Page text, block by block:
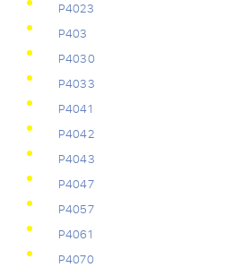
Р4023
Р403
Р4030
Р4033
Р4041
Р4042
Р4043
Р4047
Р4057
Р4061
Р4070